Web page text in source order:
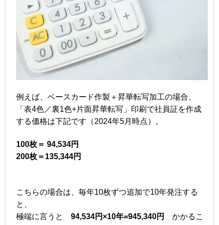
例えば、ベースカード作製＋昇華転写加工の場合、
「表4色／裏1色+片面昇華転写」印刷で社員証を作成
する価格は下記です（2024年5月時点）。
100枚＝ 94,534円
200枚＝135,344円
こちらの場合は、毎年10枚ずつ追加で10年発注する
と、
極端に言うと 94,534円×10年=945,340円
かかるこ